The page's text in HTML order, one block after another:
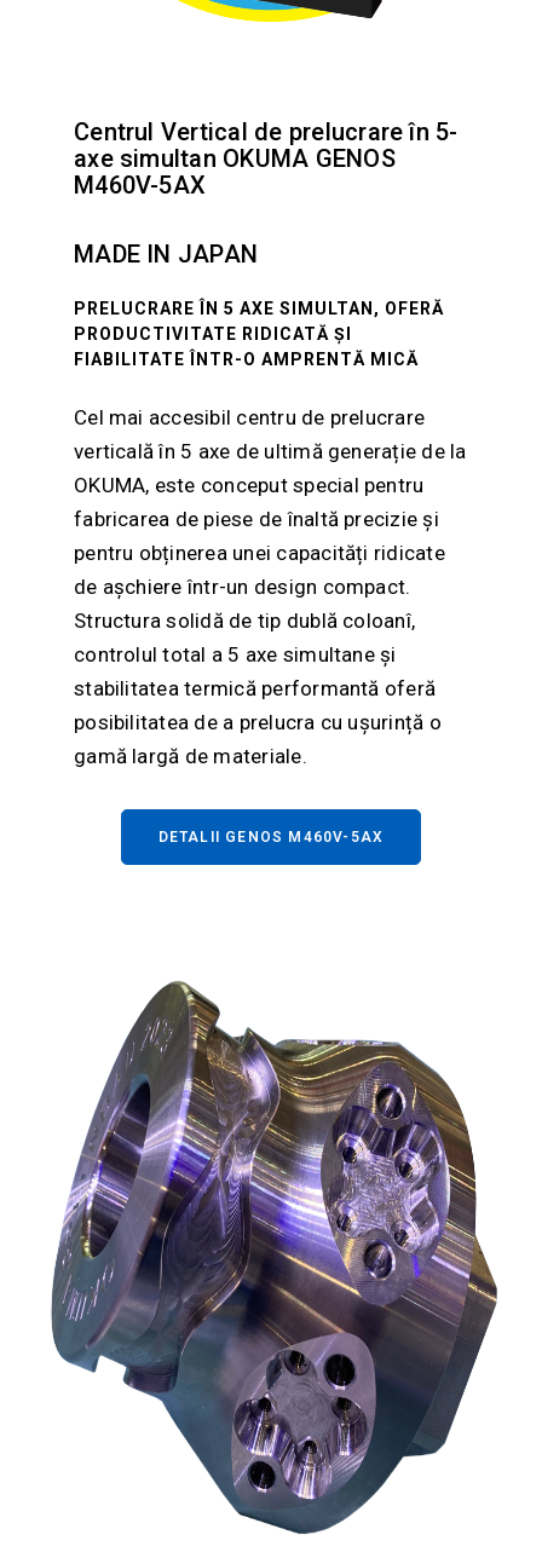
Centrul Vertical de prelucrare în 5-
axe simultan OKUMA GENOS
M460V-5AX
MADE IN JAPAN
PRELUCRARE ÎN 5 AXE SIMULTAN, OFERĂ
PRODUCTIVITATE RIDICATĂ ȘI
FIABILITATE ÎNTR-O AMPRENTĂ MICĂ
Cel mai accesibil centru de prelucrare
verticală în 5 axe de ultimă generație de la
OKUMA, este conceput special pentru
fabricarea de piese de înaltă precizie și
pentru obținerea unei capacități ridicate
de așchiere într-un design compact.
Structura solidă de tip dublă coloanî,
controlul total a 5 axe simultane și
stabilitatea termică performantă oferă
posibilitatea de a prelucra cu ușurință o
gamă largă de materiale.
DETALII GENOS M460V-5AX